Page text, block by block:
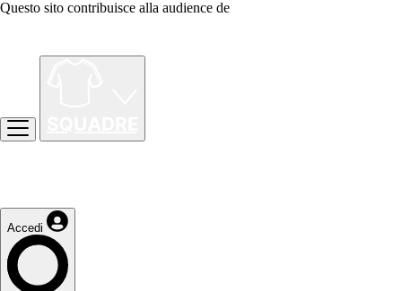
Questo sito contribuisce alla audience de
Accedi